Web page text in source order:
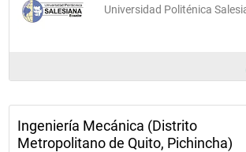
Laboratorio de Mecanismos y Vibraciones
Laboratorio de Instrumentación
Laboratorio  de Automatización Industrial
Universidad Politénica
Ingeniería Mecánica (Distrito
Metropolitano de Quito, Pichincha)